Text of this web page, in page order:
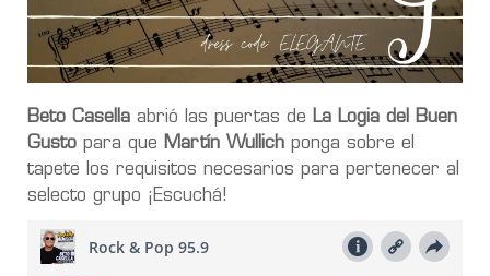
Beto Casella abrió las puertas de La Logia del Buen
Gusto para que Martín Wullich ponga sobre el
tapete los requisitos necesarios para pertenecer al
selecto grupo ¡Escuchá!